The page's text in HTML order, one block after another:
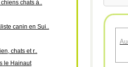
chats à..
canin en Sui..
chats et r..
le Hainaut